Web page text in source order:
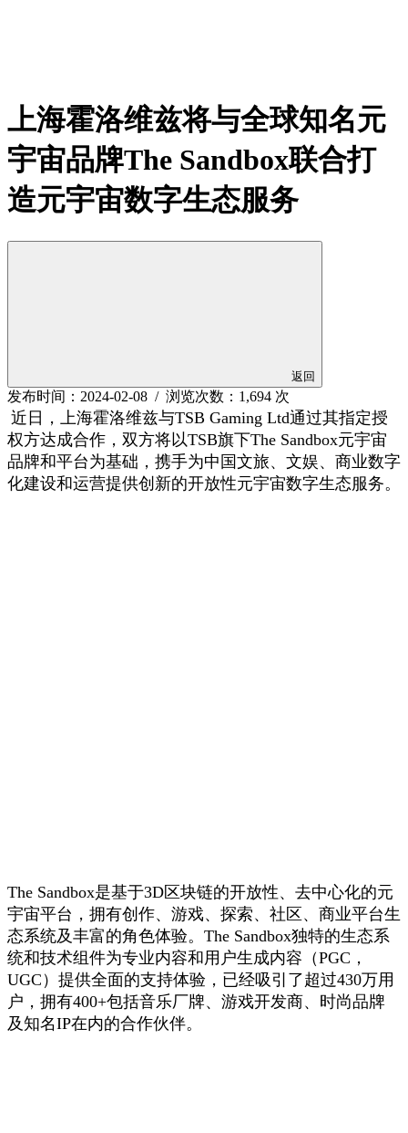
上海霍洛维兹将与全球知名元
宇宙品牌The Sandbox联合打
造元宇宙数字生态服务
返回
发布时间：2024-02-08 / 浏览次数：1,694 次
近日，上海霍洛维兹与TSB Gaming Ltd通过其指定授
权方达成合作，双方将以TSB旗下The Sandbox元宇宙
品牌和平台为基础，携手为中国文旅、文娱、商业数字
化建设和运营提供创新的开放性元宇宙数字生态服务。
The Sandbox是基于3D区块链的开放性、去中心化的元
宇宙平台，拥有创作、游戏、探索、社区、商业平台生
态系统及丰富的角色体验。The Sandbox独特的生态系
统和技术组件为专业内容和用户生成内容（PGC，
UGC）提供全面的支持体验，已经吸引了超过430万用
户，拥有400+包括音乐厂牌、游戏开发商、时尚品牌
及知名IP在内的合作伙伴。